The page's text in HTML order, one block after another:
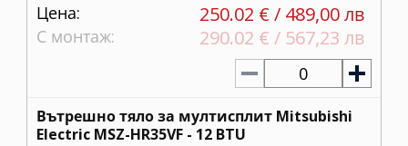
Цена: 250.02 € / 489,00 лв
С монтаж: 290.02 € / 567,23 лв
0
Вътрешно тяло за мултисплит Mitsubishi
Electric MSZ-HR35VF - 12 BTU